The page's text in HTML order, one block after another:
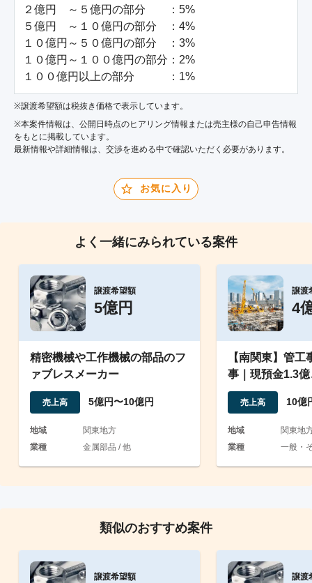
２億円　～５億円の部分　　：5%
５億円　～１０億円の部分　：4%
１０億円～５０億円の部分　：3%
１０億円～１００億円の部分：2%
１００億円以上の部分　　　：1%
※譲渡希望額は税抜き価格で表示しています。
※本案件情報は、公開日時点のヒアリング情報または売主様の自己申告情報
をもとに掲載しています。
最新情報や詳細情報は、交渉を進める中で確認いただく必要があります。
お気に入り
よく一緒にみられている案件
譲渡希望額
5億円
精密機械や工作機械の部品のフ
ァブレスメーカー
売上高 5億円〜10億円
地域
関東地方
業種
金属部品 / 他
譲渡
4
【南関東】管
事｜現預金1.3
共と元請60%を
売上高 10億
地域
関東地
業種
一般・
類似のおすすめ案件
譲渡希望額 譲渡